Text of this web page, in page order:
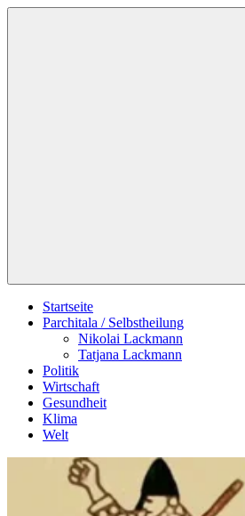
Zum
Startseite
Parchitala / Selbstheilung
Nikolai Lackmann
Tatjana Lackmann
Politik
Wirtschaft
Gesundheit
Klima
Welt